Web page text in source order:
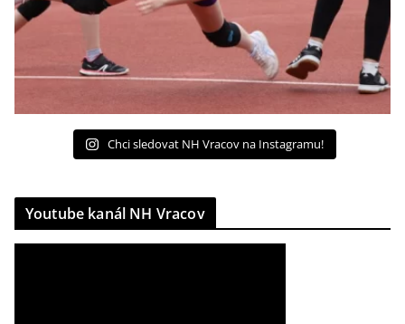
Chci sledovat NH Vracov na Instagramu!
Youtube kanál NH Vracov